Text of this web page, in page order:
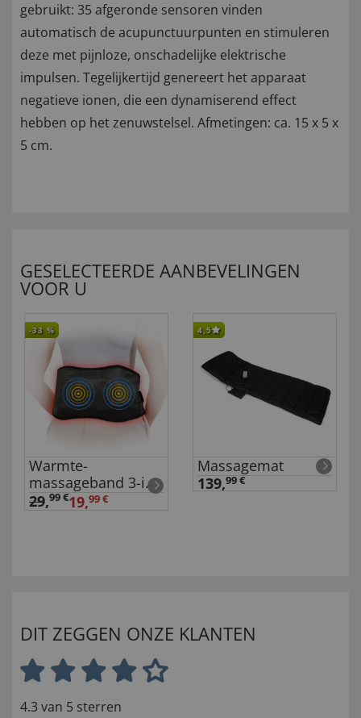
gebruikt: 35 afgeronde sensoren vinden
automatisch de acupunctuurpunten en stimuleren
deze met pijnloze, onschadelijke elektrische
impulsen. Tegelijkertijd genereert het apparaat
negatieve ionen, die een dynamiserend effect
hebben op het zenuwstelsel. Afmetingen: ca. 15 x 5 x
5 cm.
GESELECTEERDE AANBEVELINGEN
VOOR U
-33 %
Warmte-
massageband 3-in-
1
29,99 €19,99 €
4,5
Massagemat
139,99 €
DIT ZEGGEN ONZE KLANTEN
4.3 van 5 sterren